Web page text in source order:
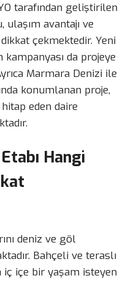
tarafından geliştirilen
ulaşım avantajı ve
çekmektedir. Yeni
da projeye
Marmara Denizi ile
konumlanan proje,
eden daire
Hangi
deniz ve göl
Bahçeli ve teraslı
iç içe bir yaşam isteyen